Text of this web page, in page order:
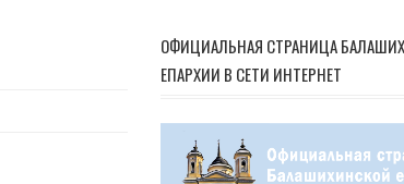
ОФИЦИАЛЬНАЯ СТРАНИЦА
ЕПАРХИИ В СЕТИ ИНТЕРНЕТ